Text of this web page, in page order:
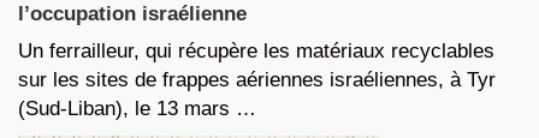
l’occupation israélienne
Un ferrailleur, qui récupère les matériaux recyclables
sur les sites de frappes aériennes israéliennes, à Tyr
(Sud-Liban), le 13 mars …